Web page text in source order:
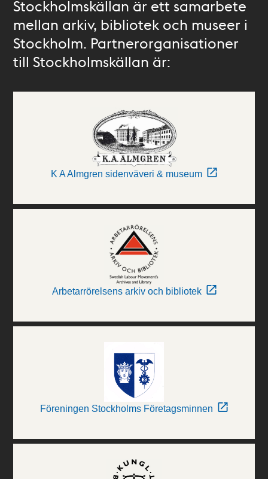
Stockholmskällan är ett samarbete
mellan arkiv, bibliotek och museer i
Stockholm. Partnerorganisationer
till Stockholmskällan är:
K A Almgren sidenväveri & museum
Arbetarrörelsens arkiv och bibliotek
Föreningen Stockholms Företagsminnen